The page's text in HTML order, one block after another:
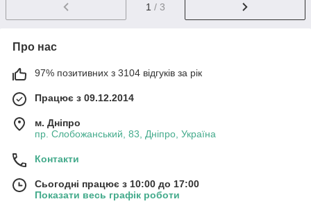
1 / 3
Про нас
97% позитивних з 3104 відгуків за рік
Працює з 09.12.2014
м. Дніпро
пр. Слобожанський, 83, Дніпро, Україна
Контакти
Сьогодні працює з 10:00 до 17:00
Показати весь графік роботи